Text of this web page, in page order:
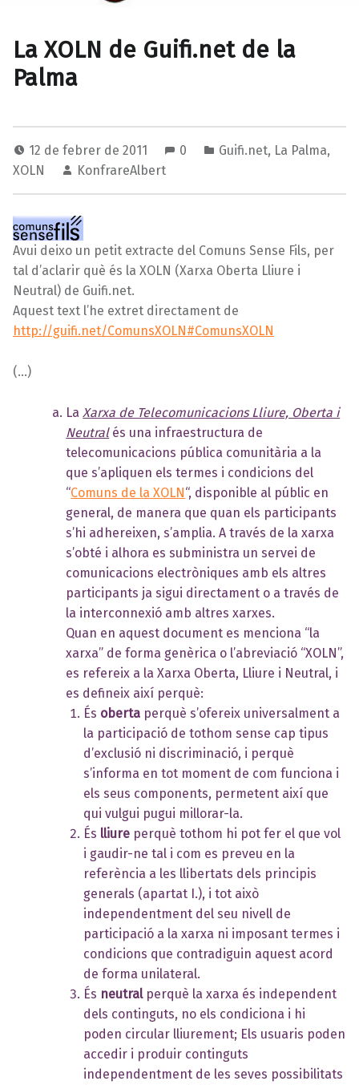
La XOLN de Guifi.net de la
Palma
12 de febrer de 2011 0 Guifi.net, La Palma,
XOLN
KonfrareAlbert
Avui deixo un petit extracte del Comuns Sense Fils, per
tal d’aclarir què és la XOLN (Xarxa Oberta Lliure i
Neutral) de Guifi.net.
Aquest text l’he extret directament de
http://guifi.net/ComunsXOLN#ComunsXOLN
(…)
LaXarxa de Telecomunicacions Lliure, Oberta i
Neutralés una infraestructura de
telecomunicacions pública comunitària a la
que s’apliquen els termes i condicions del
“Comuns de la XOLN“, disponible al públic en
general, de manera que quan els participants
s’hi adhereixen, s’amplia. A través de la xarxa
s’obté i alhora es subministra un servei de
comunicacions electròniques amb els altres
participants ja sigui directament o a través de
la interconnexió amb altres xarxes.
Quan en aquest document es menciona “la
xarxa” de forma genèrica o l’abreviació “XOLN”,
es refereix a la Xarxa Oberta, Lliure i Neutral, i
es defineix així perquè:
És oberta perquè s’ofereix universalment a
la participació de tothom sense cap tipus
d’exclusió ni discriminació, i perquè
s’informa en tot moment de com funciona i
els seus components, permetent així que
qui vulgui pugui millorar-la.
És lliure perquè tothom hi pot fer el que vol
i gaudir-ne tal i com es preveu en la
referència a les llibertats dels principis
generals (apartat I.), i tot això
independentment del seu nivell de
participació a la xarxa ni imposant termes i
condicions que contradiguin aquest acord
de forma unilateral.
És neutralperquè la xarxa és independent
dels continguts, no els condiciona i hi
poden circular lliurement; Els usuaris poden
accedir i produir continguts
independentment de les seves possibilitats